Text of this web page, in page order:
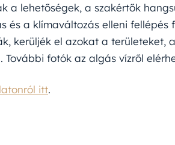
a lehetőségek, a szakértők
és a klímaváltozás elleni fellépés
kerüljék el azokat a területeket,
További fotók az algás vízről
itt.